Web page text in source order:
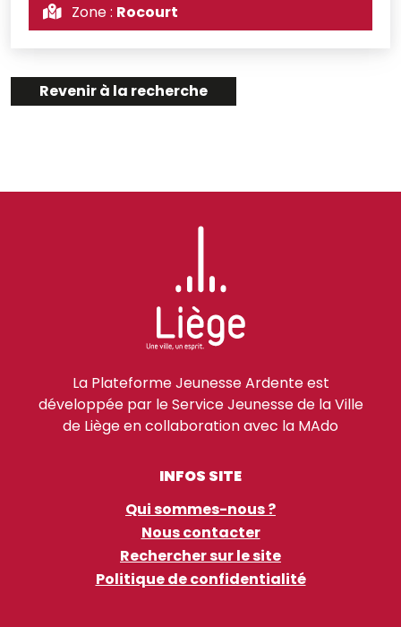
Zone : Rocourt
Revenir à la recherche
La Plateforme Jeunesse Ardente est
développée par le Service Jeunesse de la Ville
de Liège en collaboration avec la MAdo
INFOS SITE
Qui sommes-nous ?
Nous contacter
Rechercher sur le site
Politique de confidentialité